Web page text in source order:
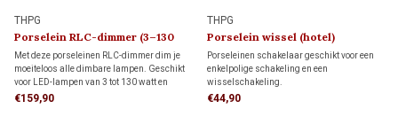
THPG
Porselein RLC-dimmer (3–130
Watt) 1920
Met deze porseleinen RLC-dimmer dim je
moeiteloos alle dimbare lampen. Geschikt
voor LED-lampen van 3 tot 130 watt en
andere lampen van 7 tot 350 watt. Dankzij
€159,90
THPG
Porselein wissel (hotel)
schakelaar 1920
Porseleinen schakelaar geschikt voor een
enkelpolige schakeling en een
wisselschakeling.
Enkelpolige schakeling: bedient de
€44,90